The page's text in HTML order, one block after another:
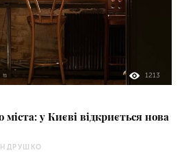
1213
у Києві відкриється нова